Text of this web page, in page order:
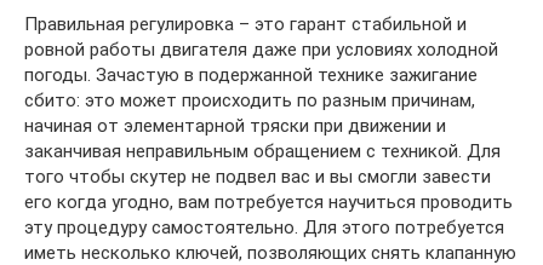
Правильная регулировка – это гарант стабильной и
ровной работы двигателя даже при условиях холодной
погоды. Зачастую в подержанной технике зажигание
сбито: это может происходить по разным причинам,
начиная от элементарной тряски при движении и
заканчивая неправильным обращением с техникой. Для
того чтобы скутер не подвел вас и вы смогли завести
его когда угодно, вам потребуется научиться проводить
эту процедуру самостоятельно. Для этого потребуется
иметь несколько ключей, позволяющих снять клапанную